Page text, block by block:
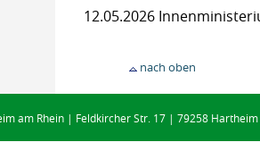
12.05.2026
nach oben
am Rhein | Feldkircher Str. 17 | 79258